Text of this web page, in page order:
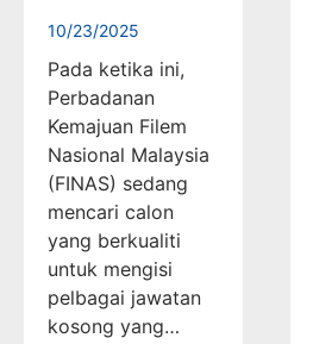
10/23/2025
Pada ketika ini,
Perbadanan
Kemajuan Filem
Nasional Malaysia
(FINAS) sedang
mencari calon
yang berkualiti
untuk mengisi
pelbagai jawatan
kosong yang…